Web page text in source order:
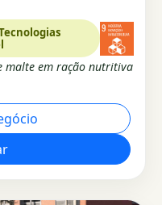
malte em ração nutritiva